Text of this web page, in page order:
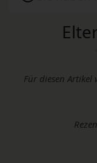
Für diesen